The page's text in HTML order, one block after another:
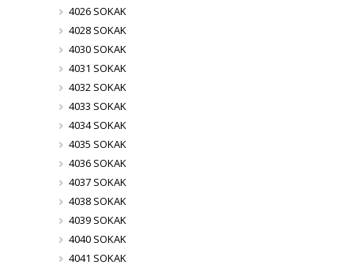
4026 SOKAK
4028 SOKAK
4030 SOKAK
4031 SOKAK
4032 SOKAK
4033 SOKAK
4034 SOKAK
4035 SOKAK
4036 SOKAK
4037 SOKAK
4038 SOKAK
4039 SOKAK
4040 SOKAK
4041 SOKAK